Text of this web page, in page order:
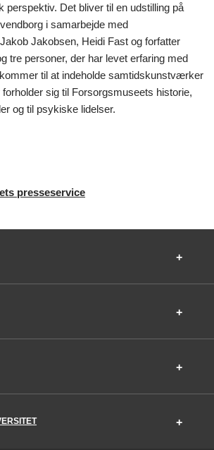
perspektiv. Det bliver til en udstilling på
i samarbejde med
Jakobsen, Heidi Fast og forfatter
tre personer, der har levet erfaring med
til at indeholde samtidskunstværker
forholder sig til Forsorgsmuseets historie,
og til psykiske lidelser.
presseservice